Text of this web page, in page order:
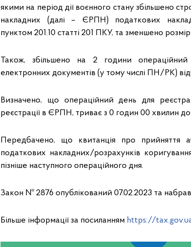
якими на період дії воєнного стану збільшено
накладних (далі – ЄРПН) податкових
пунктом 201.10 статті 201 ПКУ, та зменшено
Також, збільшено на 2 години
електронних документів (у тому числі ПН/РК)
Визначено, що операційний день для
реєстрації в ЄРПН, триває з 0 годин 00 хвилин
Передбачено, що квитанція про прийняття
податкових накладних/розрахунків
пізніше наступного операційного дня.
Закон № 2876 опублікований 07.02.2023 та набрав
Більше інформації за посиланням https://